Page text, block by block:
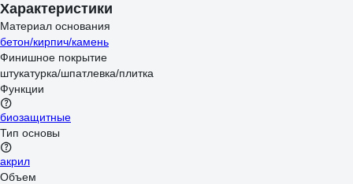
Характеристики
Материал основания
бетон/кирпич/камень
Финишное покрытие
штукатурка/шпатлевка/плитка
Функции
биозащитные
Тип основы
акрил
Объем